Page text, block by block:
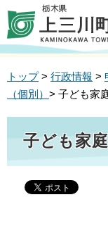
トップ> 行政情報 >
（個別） > 子ども家
子ども家